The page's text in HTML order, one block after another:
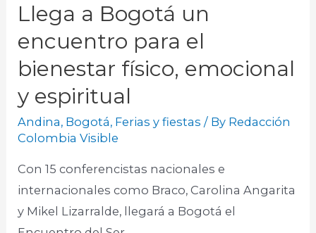
Llega a Bogotá un
encuentro para el
bienestar físico, emocional
y espiritual
Andina, Bogotá, Ferias y fiestas / By Redacción
Colombia Visible
Con 15 conferencistas nacionales e
internacionales como Braco, Carolina Angarita
y Mikel Lizarralde, llegará a Bogotá el